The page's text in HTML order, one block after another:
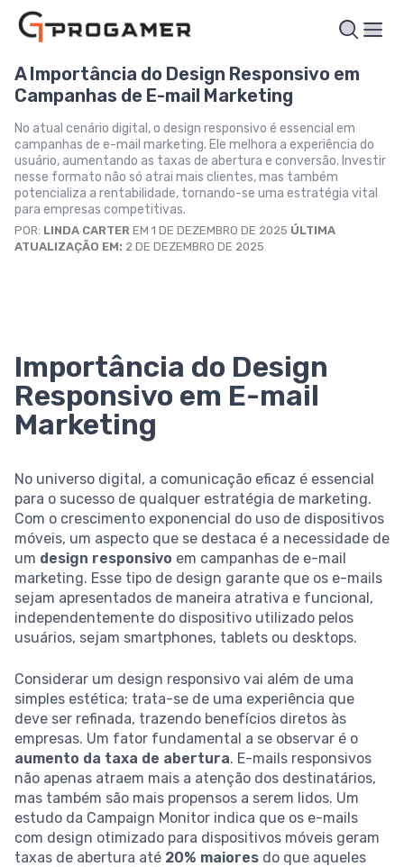
A Importância do Design Responsivo em
Campanhas de E-mail Marketing
No atual cenário digital, o design responsivo é essencial em
campanhas de e-mail marketing. Ele melhora a experiência do
usuário, aumentando as taxas de abertura e conversão. Investir
nesse formato não só atrai mais clientes, mas também
potencializa a rentabilidade, tornando-se uma estratégia vital
para empresas competitivas.
POR: LINDA CARTER EM 1 DE DEZEMBRO DE 2025 ÚLTIMA
ATUALIZAÇÃO EM: 2 DE DEZEMBRO DE 2025
Importância do Design
Responsivo em E-mail
Marketing
No universo digital, a comunicação eficaz é essencial
para o sucesso de qualquer estratégia de marketing.
Com o crescimento exponencial do uso de dispositivos
móveis, um aspecto que se destaca é a necessidade de
um design responsivo em campanhas de e-mail
marketing. Esse tipo de design garante que os e-mails
sejam apresentados de maneira atrativa e funcional,
independentemente do dispositivo utilizado pelos
usuários, sejam smartphones, tablets ou desktops.
Considerar um design responsivo vai além de uma
simples estética; trata-se de uma experiência que
deve ser refinada, trazendo benefícios diretos às
empresas. Um fator fundamental a se observar é o
aumento da taxa de abertura. E-mails responsivos
não apenas atraem mais a atenção dos destinatários,
mas também são mais propensos a serem lidos. Um
estudo da Campaign Monitor indica que os e-mails
com design otimizado para dispositivos móveis geram
taxas de abertura até 20% maiores do que aqueles